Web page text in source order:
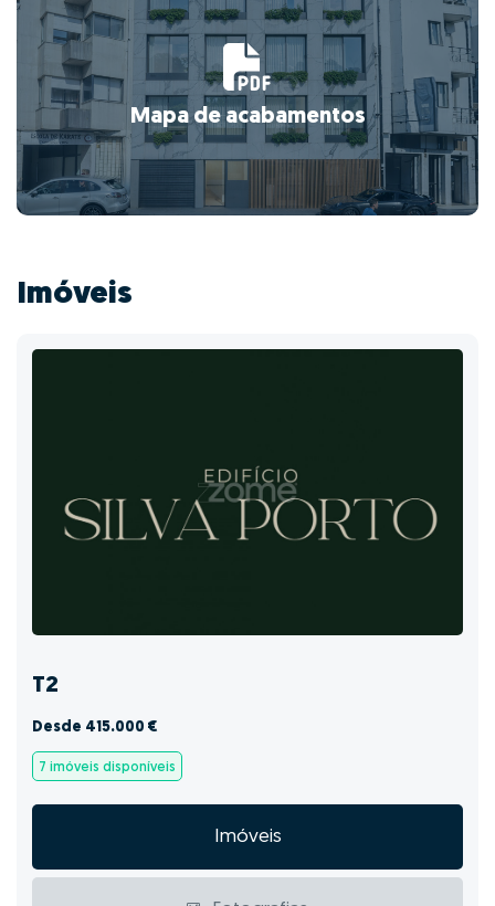
Mapa de acabamentos
Imóveis
T2
Desde 415.000 €
7 imóveis disponíveis
Imóveis